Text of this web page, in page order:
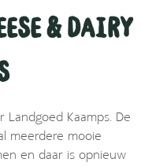
& Dairy
Kaamps. De
meerdere mooie
en daar is opnieuw